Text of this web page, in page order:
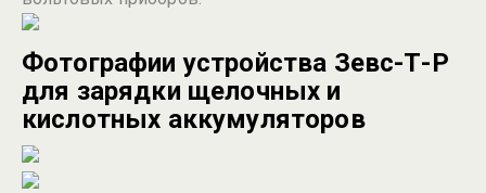
Фотографии устройства Зевс-Т-Р
для зарядки щелочных и
кислотных аккумуляторов